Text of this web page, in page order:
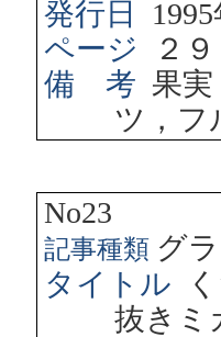
発行日 1995
ページ
２
備 考 果実
ツ，フ
No23
記事種類 グ
タイトル
抜きミ